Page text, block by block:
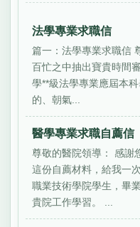
法學專業求職信
篇一：法學專業求職信
百忙之中抽出寶貴時間
學**級法學專業應屆本
的、朝氣...
醫學專業求職自薦信
尊敬的醫院領導： 感謝
這份自薦材料，給我一
職業技術學院學生，畢
貴院工作學習。 ...